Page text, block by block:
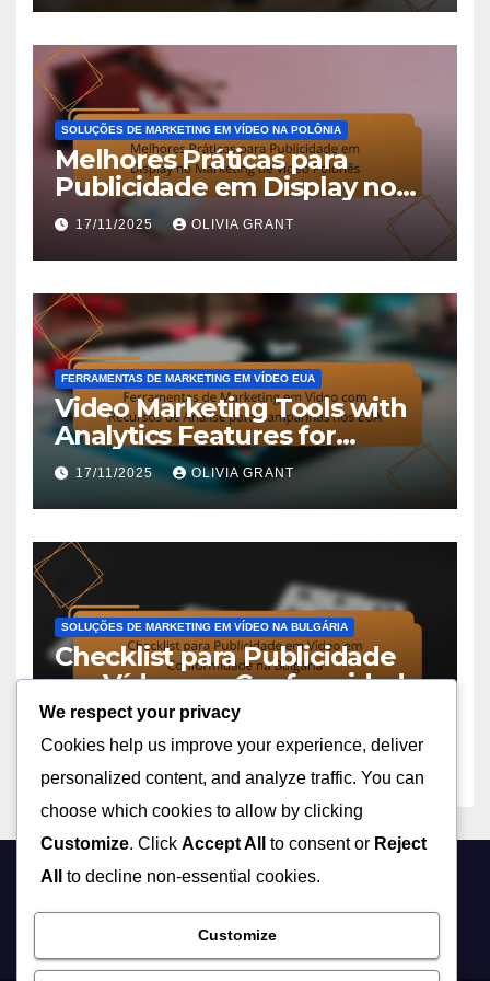
SOLUÇÕES DE MARKETING EM VÍDEO NA POLÔNIA
Melhores Práticas para
Publicidade em Display no
Marketing de Vídeo Polonês
17/11/2025 OLIVIA GRANT
FERRAMENTAS DE MARKETING EM VÍDEO EUA
Video Marketing Tools with
Analytics Features for
Campaigns in the USA
17/11/2025 OLIVIA GRANT
SOLUÇÕES DE MARKETING EM VÍDEO NA BULGÁRIA
Checklist para Publicidade
em Vídeo em Conformidade
na Bulgária
17/11/2025 OLIVIA GRANT
linkninja.com.br
We respect your privacy
Cookies help us improve your experience, deliver
personalized content, and analyze traffic. You can
choose which cookies to allow by clicking
Customize. Click Accept All to consent or Reject
All
to decline non-essential cookies.
Customize